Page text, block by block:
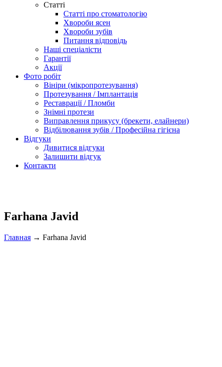
Статті
Статті про стоматологію
Хвороби ясен
Хвороби зубів
Питання відповідь
Наші спеціалісти
Гарантії
Акції
Фото робіт
Вініри (мікропротезування)
Протезування / Імплантація
Реставрації / Пломби
Знімні протези
Виправлення прикусу (брекети, елайнери)
Відбілювання зубів / Професійна гігієна
Відгуки
Дивитися відгуки
Залишити відгук
Контакти
Farhana Javid
Главная → Farhana Javid